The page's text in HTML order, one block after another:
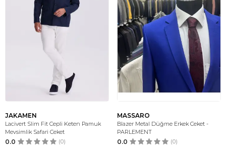
JAKAMEN
Lacivert Slim Fit Cepli Keten Pamuk
Mevsimlik Safari Ceket
0.0 (0)
MASSARO
Blazer Metal Düğme Erkek Ceket -
PARLEMENT
0.0 (0)